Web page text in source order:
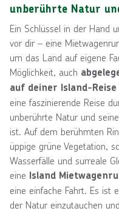
unberührte Natur
Ein Schlüssel in der Hand
vor dir – eine
um das Land auf eigene
Möglichkeit, auch
auf deiner Island-
eine faszinierende Reise
unberührte Natur und
ist. Auf dem berühmten
üppige grüne Vegetation,
Wasserfälle und surreale
eine Island
eine einfache Fahrt. Es ist
der Natur einzutauchen